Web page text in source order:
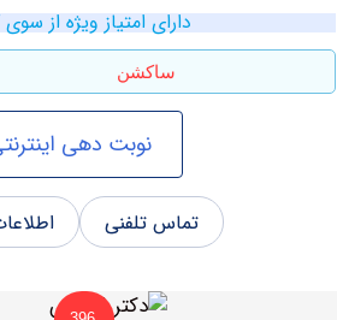
دارای امتیاز ویژه از سوی کاربران
نوبت دهی اینترنتی
تماس تلفنی اطلاعات بیشتر